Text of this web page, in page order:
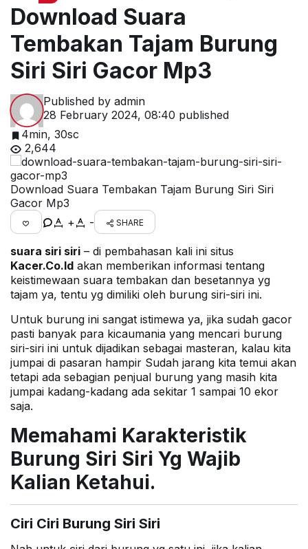
Download Suara
Tembakan Tajam Burung
Siri Siri Gacor Mp3
Published by admin
28 February 2024, 08:40 published
4min, 30sc
2,644
Download Suara Tembakan Tajam Burung Siri Siri
Gacor Mp3
+
- SHARE
suara siri siri – di pembahasan kali ini situs
Kacer.Co.Id akan memberikan informasi tentang
keistimewaan suara tembakan dan besetannya yg
tajam ya, tentu yg dimiliki oleh burung siri-siri ini.
Untuk burung ini sangat istimewa ya, jika sudah gacor
pasti banyak para kicaumania yang mencari burung
siri-siri ini untuk dijadikan sebagai masteran, kalau kita
jumpai di pasaran hampir Sudah jarang kita temui akan
tetapi ada sebagian penjual burung yang masih kita
jumpai kadang-kadang ada sekitar 1 sampai 10 ekor
saja.
Memahami Karakteristik
Burung Siri Siri Yg Wajib
Kalian Ketahui.
Ciri Ciri Burung Siri Siri